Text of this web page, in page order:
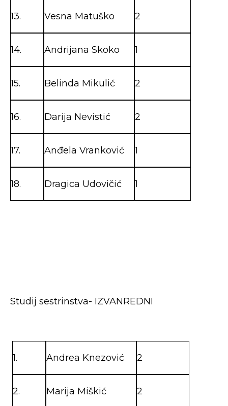
13. Vesna Matuško 2
14. Andrijana Skoko 1
15. Belinda Mikulić 2
16. Darija Nevistić 2
17. Anđela Vranković 1
18. Dragica Udovičić 1
Studij sestrinstva- IZVANREDNI
1. Andrea Knezović 2
2. Marija Miškić 2